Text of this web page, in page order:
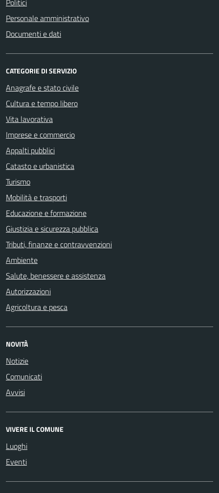
Politici
Personale amministrativo
Documenti e dati
CATEGORIE DI SERVIZIO
Anagrafe e stato civile
Cultura e tempo libero
Vita lavorativa
Imprese e commercio
Appalti pubblici
Catasto e urbanistica
Turismo
Mobilità e trasporti
Educazione e formazione
Giustizia e sicurezza pubblica
Tributi, finanze e contravvenzioni
Ambiente
Salute, benessere e assistenza
Autorizzazioni
Agricoltura e pesca
NOVITÀ
Notizie
Comunicati
Avvisi
VIVERE IL COMUNE
Luoghi
Eventi